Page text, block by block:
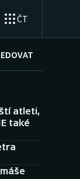
ČT
atleti,
také